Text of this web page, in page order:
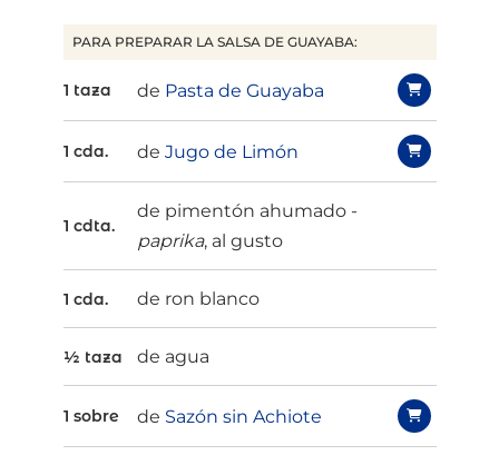
PARA PREPARAR LA SALSA DE GUAYABA:
1 taza de Pasta de Guayaba
1 cda. de Jugo de Limón
1 cdta.
de pimentón ahumado -
paprika, al gusto
1 cda. de ron blanco
½ taza de agua
1 sobre de Sazón sin Achiote